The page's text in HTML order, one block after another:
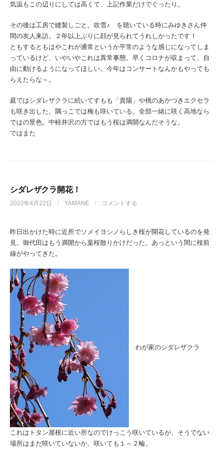
気温もこの辺りにしては高くて、上記作業だけでぐったり。
その後は工房で縫製しごと。吹雪♪ を聴いている時にみゆきさん仲
間の友人来訪。２年以上ぶりに顔が見られてうれしかったです！
ともするともはやこれが通常というか平常のような感じになってしま
っているけど、いやいやこれは異常事態。早くコロナが収まって、自
由に動けるようになってほしい。今年はコンサートなんかもやっても
らえたらな～。
庭ではシダレザクラに続いてすもも「貴陽」や桃のあかつきエクセラ
も咲き出した。隅っこでは梅も咲いている。全部一緒に咲く高地なら
ではの景色。中軽井沢の方ではもう桜は満開なんだそうな。
ではまた
シダレザクラ開花！
2022年4月22日 / YAMANE / コメントする
昨日出かけた時に近所でソメイヨシノらしき桜が開花しているのを発
見。御代田はもう満開から葉桜散りかけだった。あっという間に桜前
線がやってきた。
わが家のシダレザクラ
これはトタン屋根に近い所なのでけっこう咲いているが、そうでない
場所はまだ咲いていないか、咲いても１～２輪。